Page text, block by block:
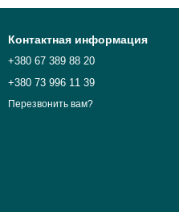
Контактная информация
+380 67 389 88 20
+380 73 996 11 39
Перезвонить вам?